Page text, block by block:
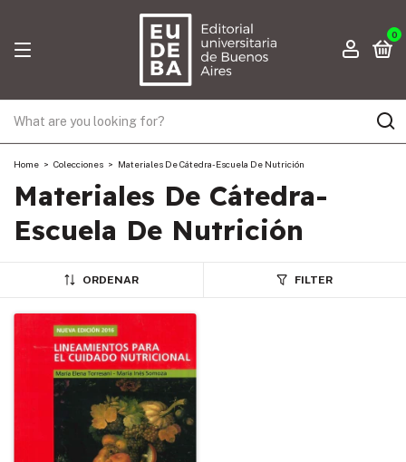
0
Home > Colecciones > Materiales De Cátedra- Escuela De Nutrición
Materiales De Cátedra-
Escuela De Nutrición
ORDENAR FILTER